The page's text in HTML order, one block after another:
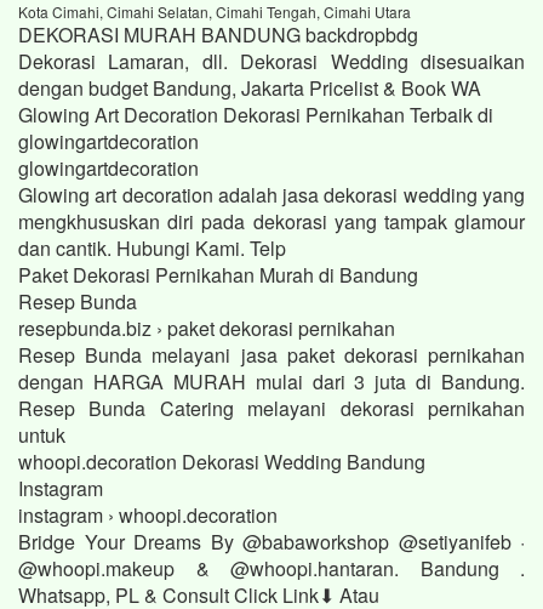
Kota Cimahi, Cimahi Selatan, Cimahi Tengah, Cimahi Utara
DEKORASI MURAH BANDUNG backdropbdg
Dekorasi Lamaran, dll. Dekorasi Wedding disesuaikan
dengan budget Bandung, Jakarta Pricelist & Book WA
Glowing Art Decoration Dekorasi Pernikahan Terbaik di
glowingartdecoration
glowingartdecoration
Glowing art decoration adalah jasa dekorasi wedding yang
mengkhususkan diri pada dekorasi yang tampak glamour
dan cantik. Hubungi Kami. Telp
Paket Dekorasi Pernikahan Murah di Bandung
Resep Bunda
resepbunda.biz › paket dekorasi pernikahan
Resep Bunda melayani jasa paket dekorasi pernikahan
dengan HARGA MURAH mulai dari 3 juta di Bandung.
Resep Bunda Catering melayani dekorasi pernikahan
untuk
whoopi.decoration Dekorasi Wedding Bandung
Instagram
instagram › whoopi.decoration
Bridge Your Dreams By @babaworkshop @setiyanifeb ·
@whoopi.makeup & @whoopi.hantaran. Bandung .
Whatsapp, PL & Consult Click Link⬇ Atau